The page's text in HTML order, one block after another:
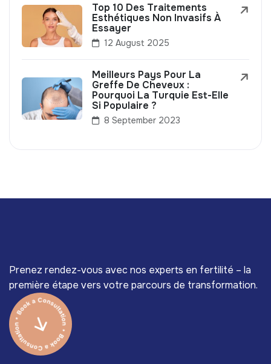
Top 10 Des Traitements
Esthétiques Non Invasifs À
Essayer
12 August 2025
Meilleurs Pays Pour La
Greffe De Cheveux :
Pourquoi La Turquie Est-Elle
Si Populaire ?
8 September 2023
Prenez rendez-vous avec nos experts en fertilité – la
première étape vers votre parcours de transformation.